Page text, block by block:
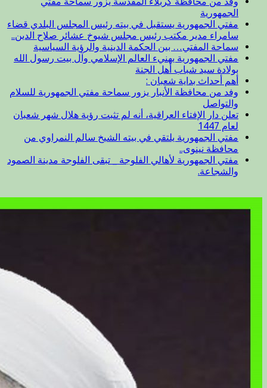
الجمهورية
مفتي الجمهورية يستقبل في بيته رئيس المجلس البلدي قضاء
سامراء مدير مكتب رئيس مجلس شيوخ عشائر صلاح الدين..
سماحة المفتي… بين الحكمة الدينية والرؤية السياسية
مفتي الجمهورية يهنيء العالم الإسلامي وآل بيت رسول الله
بولادة سيد شباب أهل الجنة
أهم أحداث بداية شعبان :
وفد من محافظة الأنبار يزور سماحة مفتي الجمهورية للسلام
والتواصل
تعلن دار الإفتاء العراقية، أنه لم تثبت رؤية هلال شهر شعبان
لعام 1447
مفتي الجمهورية يلتقي في بيته الشيخ سالم النمراوي من
محافظة نينوى..
مفتي الجمهورية لأهالي الفلوجة _ تبقى الفلوجة مدينة الصمود
والشجاعة.